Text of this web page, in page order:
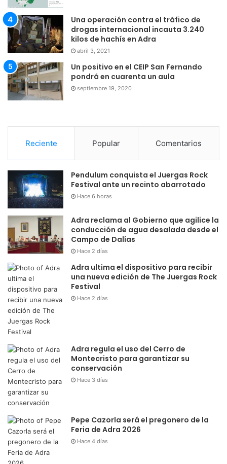
Una operación contra el tráfico de
drogas internacional incauta 3.240
kilos de hachís en Adra
abril 3, 2021
Un positivo en el CEIP San Fernando
pondrá en cuarenta un aula
septiembre 19, 2020
Reciente Popular Comentarios
Pendulum conquista el Juergas Rock
Festival ante un recinto abarrotado
Hace 6 horas
Adra reclama al Gobierno que agilice la
conducción de agua desalada desde el
Campo de Dalías
Hace 2 días
Adra ultima el dispositivo para recibir
una nueva edición de The Juergas Rock
Festival
Hace 2 días
Adra regula el uso del Cerro de
Montecristo para garantizar su
conservación
Hace 3 días
Pepe Cazorla será el pregonero de la
Feria de Adra 2026
Hace 4 días